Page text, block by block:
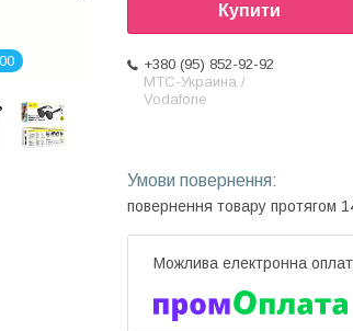
00
Купити
+380 (95) 852-92-92
МТС-Украина /
Vodafone
повернення товару протягом